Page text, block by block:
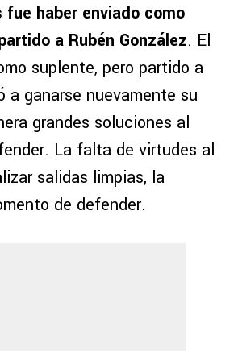
fue haber enviado como
a Rubén González. El
suplente, pero partido a
a ganarse nuevamente su
grandes soluciones al
La falta de virtudes al
salidas limpias, la
de defender.